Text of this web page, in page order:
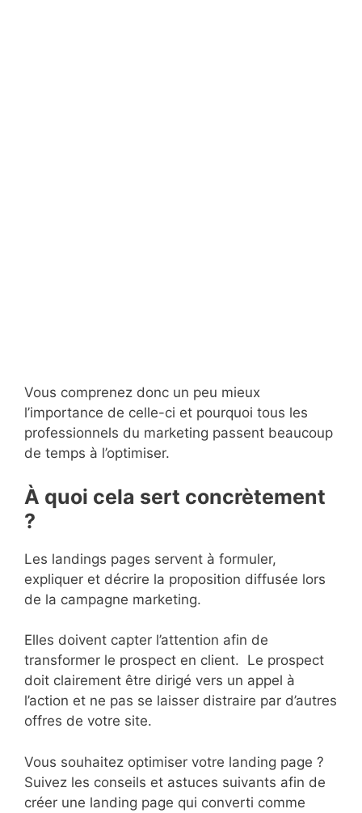
Vous comprenez donc un peu mieux
l’importance de celle-ci et pourquoi tous les
professionnels du marketing passent beaucoup
de temps à l’optimiser.
À quoi cela sert concrètement
?
Les landings pages servent à formuler,
expliquer et décrire la proposition diffusée lors
de la campagne marketing.
Elles doivent capter l’attention afin de
transformer le prospect en client. Le prospect
doit clairement être dirigé vers un appel à
l’action et ne pas se laisser distraire par d’autres
offres de votre site.
Vous souhaitez optimiser votre landing page ?
Suivez les conseils et astuces suivants afin de
créer une landing page qui converti comme